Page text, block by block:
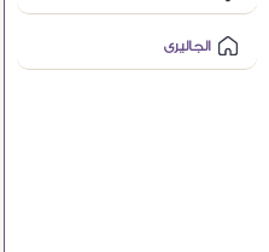
الجاليرى